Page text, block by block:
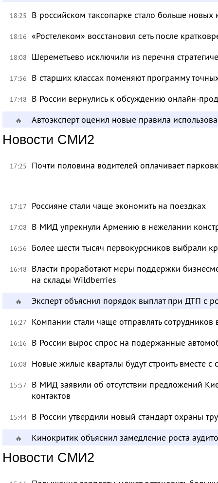
18:25 В российском таксопарке стало больше новых
18:16 «Ростелеком» восстановил сеть после
18:08 Шереметьево исключили из перечня
17:56 В старших классах поменяют программу
17:48 В России вернулись к обсуждению онлайн-
🔥 Автоэксперт оценил новые правила
Новости СМИ2
17:25 Почти половина водителей оплачивает
17:17 Россияне стали чаще экономить на поездках
17:08 В МИД упрекнули Армению в нежелании
16:56 Более шести тысяч первокурсников выбрали
16:48
Власти проработают меры поддержки
на склады Wildberries
🔥 Эксперт объяснил порядок выплат при ДТП с
16:27 Компании стали чаще отправлять сотрудников
16:16 В России вырос спрос на подержанные
16:08 Новые жилые кварталы будут строить вместе с
15:57
В МИД заявили об отсутствии предложений
контактов
15:44 В России утвердили новый стандарт охраны
🔥 Кинокритик объяснил замедление роста
Новости СМИ2